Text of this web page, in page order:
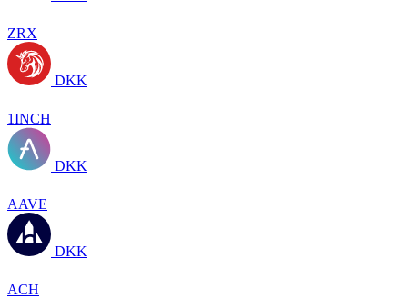
ZRX
DKK
1INCH
DKK
AAVE
DKK
ACH